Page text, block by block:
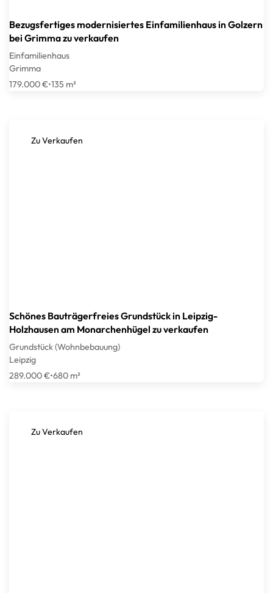
Bezugsfertiges modernisiertes Einfamilienhaus in Golzern
bei Grimma zu verkaufen
Einfamilienhaus
Grimma
179.000 €•135 m²
Zu Verkaufen
Schönes Bauträgerfreies Grundstück in Leipzig-
Holzhausen am Monarchenhügel zu verkaufen
Grundstück (Wohnbebauung)
Leipzig
289.000 €•680 m²
Zu Verkaufen